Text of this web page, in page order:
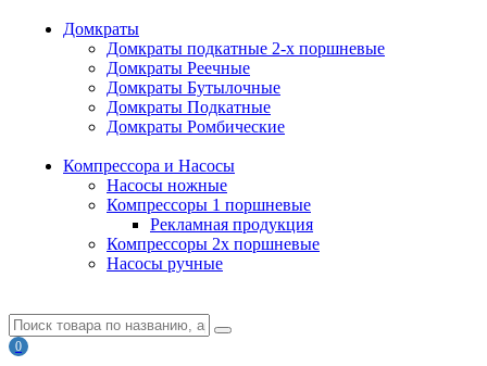
Домкраты
Домкраты подкатные 2-х поршневые
Домкраты Реечные
Домкраты Бутылочные
Домкраты Подкатные
Домкраты Ромбические
Компрессора и Насосы
Насосы ножные
Компрессоры 1 поршневые
Рекламная продукция
Компрессоры 2х поршневые
Насосы ручные
0